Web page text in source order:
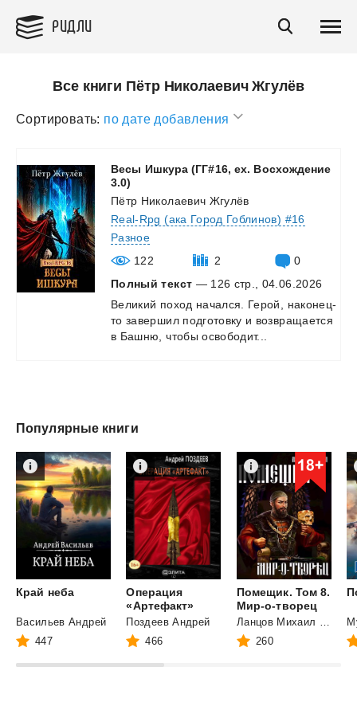
РИДЛИ
Все книги Пётр Николаевич Жгулёв
Сортировать: по дате добавления
Весы Ишкура (ГГ#16, ex. Восхождение
3.0)
Пётр Николаевич Жгулёв
Real-Rpg (ака Город Гоблинов) #16
Разное
122
2
0
Полный текст — 126 стр., 04.06.2026
Великий поход начался. Герой, наконец-
то завершил подготовку и возвращается
в Башню, чтобыосвободит...
Популярные книги
Край неба
Васильев Андрей
447
Операция
«Артефакт»
Поздеев Андрей
466
Помещик. Том 8.
Мир-о-творец
260